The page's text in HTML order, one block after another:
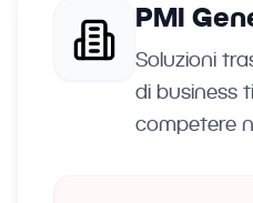
PMI
Soluzioni
di business
competere